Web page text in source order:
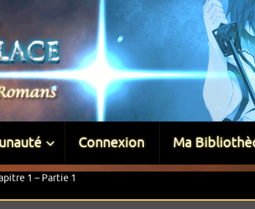
Connexion Ma
1 – Partie 1